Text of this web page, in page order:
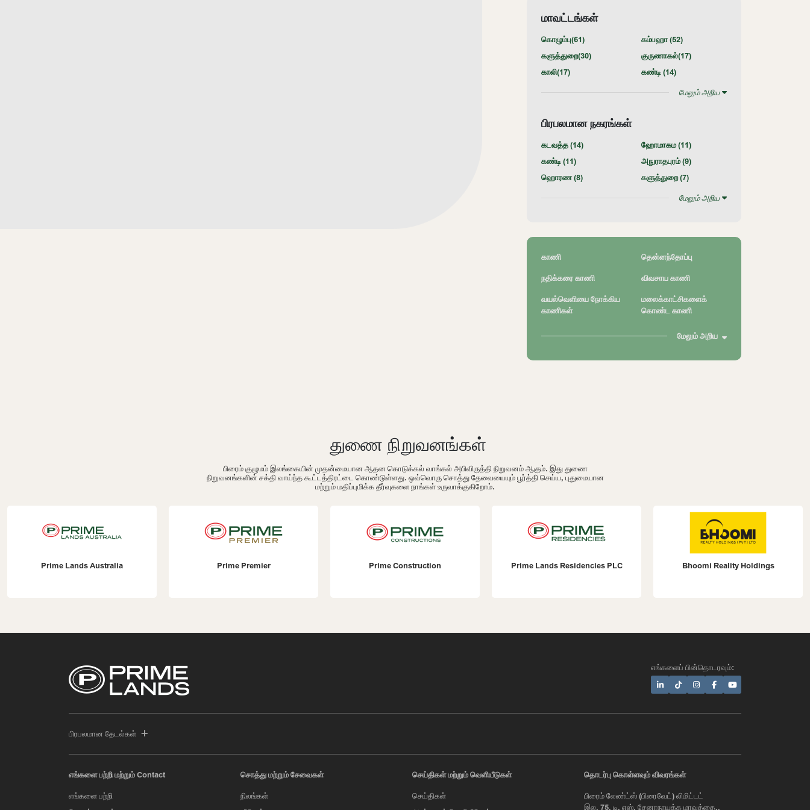
மாவட்டங்கள்
கொழும்பு(61) கம்பஹா (52)
களுத்துறை(30) குருணாகல்(17)
காலி(17) கண்டி (14)
மேலும் அறிய
பிரபலமான நகரங்கள்
கடவத்த (14) ஹோமாகம (11)
கண்டி (11) அநுராதபுரம் (9)
ஹொரண (8) களுத்துறை (7)
மேலும் அறிய
காணி
தென்னந்தோப்பு
நதிக்கரை காணி
விவசாய காணி
வயல்வெளியை நோக்கிய
காணிகள்
மலைக்காட்சிகளைக்
கொண்ட காணி
மேலும் அறிய
துணை நிறுவனங்கள்
பிரைம் குழுமம் இலங்கையின் முதன்மையான ஆதன கொடுக்கல் வாங்கல் அபிவிருத்தி நிறுவனம் ஆகும். இது துணை
நிறுவனங்களின் சக்தி வாய்ந்த கூட்டத்திரட்டை கொண்டுள்ளது. ஒவ்வொரு சொத்து தேவையையும் பூர்த்தி செய்ய, புதுமையான
மற்றும் மதிப்புமிக்க தீர்வுகளை நாங்கள் உருவாக்குகிறோம்.
Prime Lands Australia Prime Premier Prime Construction Prime Lands Residencies PLC Bhoomi Reality Holdings
எங்களைப் பின்தொடரவும்:
பிரபலமான தேடல்கள்
எங்களை பற்றி மற்றும் Contact
எங்களை பற்றி
சொத்து மற்றும் சேவைகள்
நிலங்கள்
செய்திகள் மற்றும் வெளியீடுகள்
செய்திகள்
தொடர்பு கொள்ளவும் விவரங்கள்
பிரைம் லேண்ட்ஸ் (பிரைவேட்) லிமிட்டட்
இல. 75, டி. எஸ். சேனாநாயக்க மாவத்தை,,
Hi, I'm Prime Bee, Your AI